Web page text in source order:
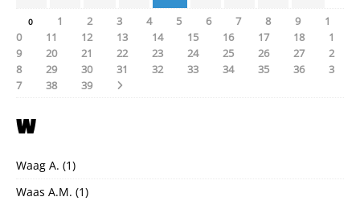
0 1 2 3 4 5 6 7 8 9
1
0
11 12 13 14 15 16 17 18
1
9
20 21 22 23 24 25 26 27
2
8
29 30 31 32 33 34 35 36
3
7
38 39
W
Waag A. (1)
Waas A.M. (1)